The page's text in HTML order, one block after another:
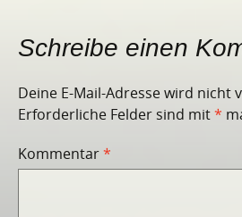
Schreibe einen
Deine E-Mail-Adresse wird nicht
Erforderliche Felder sind mit*
Kommentar*